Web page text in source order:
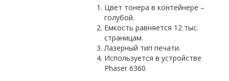
Цвет тонера в контейнере –
голубой.
Емкость равняется 12 тыс.
страницам.
Лазерный тип печати.
Используется в устройстве
Phaser 6360